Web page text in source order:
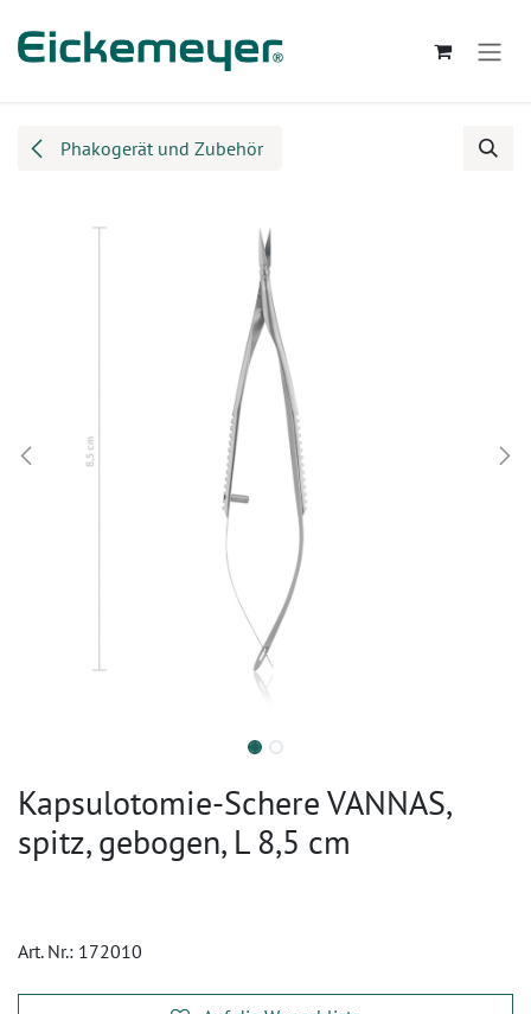
Phakogerät und Zubehör
Kapsulotomie-Schere VANNAS,
spitz, gebogen, L 8,5 cm
Art. Nr.: 172010